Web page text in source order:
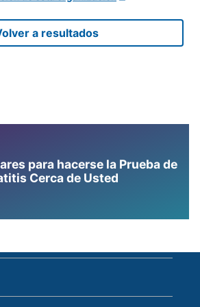
a resultados
para hacerse la Prueba de
Cerca de Usted